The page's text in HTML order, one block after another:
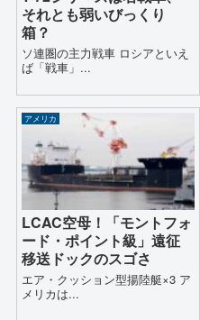
それとも弱いびっくり
箱？
ソ連圏の主力戦車 ロシアといえ
ば「戦車」...
アメリカ
LCAC空母！「モントフォ
ード・ポイント級」遠征
移送ドックのスゴさ
エア・クッション型揚陸艇×3 ア
メリカは...